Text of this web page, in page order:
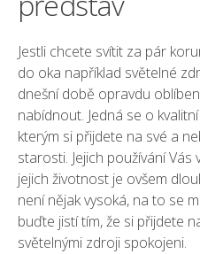
Jestli chcete svítit za pár
do oka například světelné
dnešní době opravdu
nabídnout. Jedná se o
kterým si přijdete na své a
starosti. Jejich používání
jejich životnost je ovšem
není nějak vysoká, na to se
buďte jistí tím, že si přijdete
světelnými zdroji spokojeni.